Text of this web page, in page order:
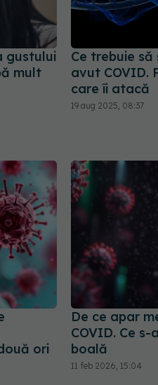
gustului
mult
Ce trebuie
avut COVID.
care îi atacă
19 aug 2025, 08:37
ori
De ce apar
COVID. Ce
boală
11 feb 2026, 15:04